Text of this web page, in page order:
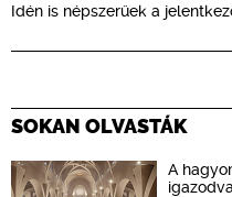
Idén is népszerűek a
SOKAN OLVASTÁK
A